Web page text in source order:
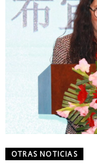
OTRAS NOTICIAS